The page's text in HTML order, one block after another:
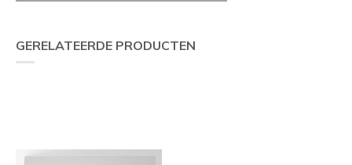
GERELATEERDE PRODUCTEN